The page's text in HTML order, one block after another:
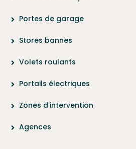
Portes de garage
Stores bannes
Volets roulants
Portails électriques
Zones d’intervention
Agences